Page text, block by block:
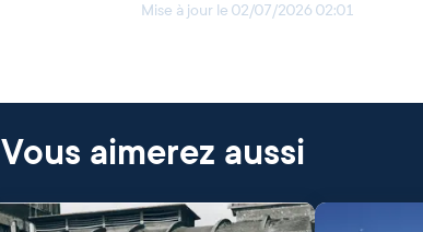
Mise à jour le 02/07/2026 02:01
Vous aimerez aussi